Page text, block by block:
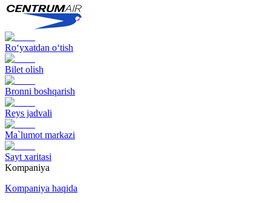
Ro‘yxatdan o‘tish
Bilet olish
Bronni boshqarish
Reys jadvali
Ma`lumot markazi
Sayt xaritasi
Kompaniya
Kompaniya haqida